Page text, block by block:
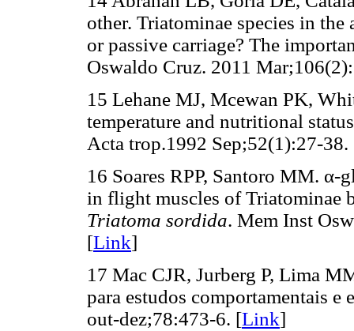
other. Triatominae species in
or passive carriage? The
Oswaldo Cruz. 2011
15 Lehane MJ, Mcewan PK,
temperature and nutritional
Acta trop.1992 Sep;52(1):27-38.
16 Soares RPP, Santoro MM.
in flight muscles of Triatominae
Triatoma sordida. Mem Inst
[Link]
17 Mac CJR, Jurberg P, Lima
para estudos comportamentais
out-dez;78:473-6. [Link]